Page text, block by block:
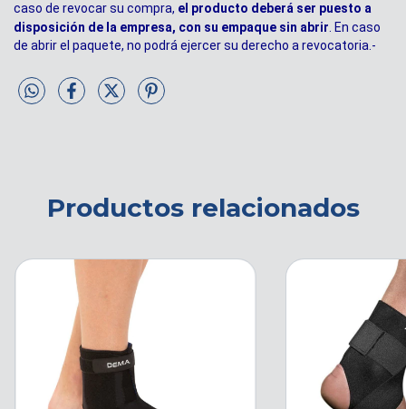
caso de revocar su compra, el producto deberá ser puesto a
disposición de la empresa, con su empaque sin abrir . En caso
de abrir el paquete, no podrá ejercer su derecho a revocatoria.-
Productos relacionados